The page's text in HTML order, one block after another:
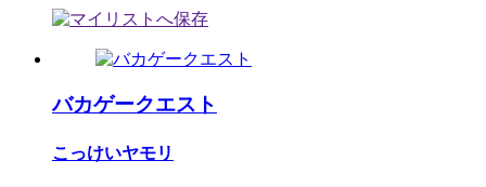
バカゲークエスト
こっけいヤモリ